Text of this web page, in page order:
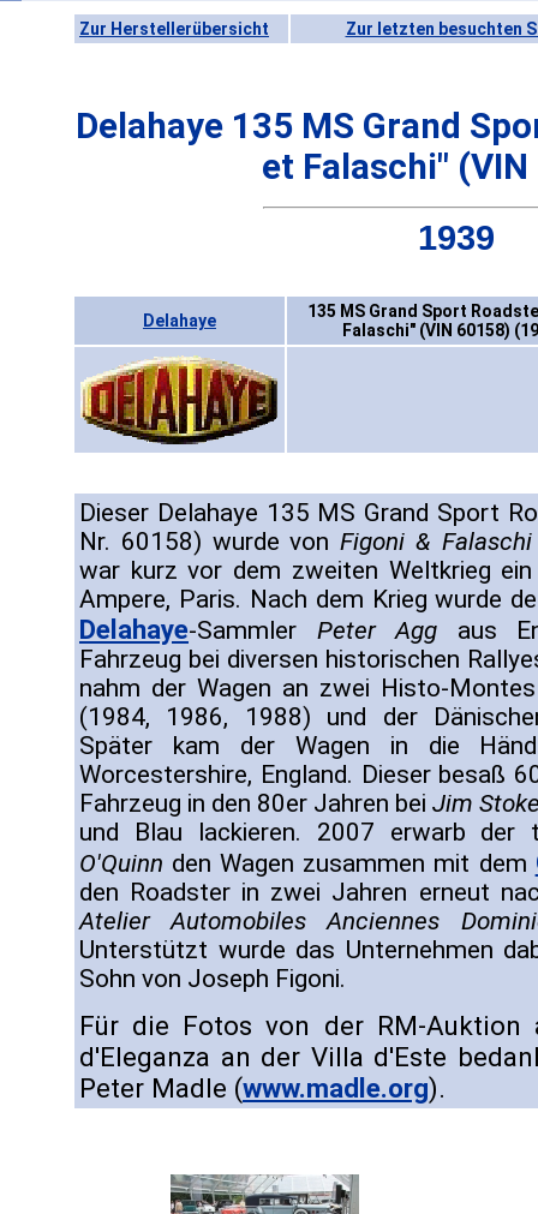
Zur Herstellerübersicht Zur letzten besuchten
Delahaye 135 MS Grand
et Falaschi"
1939
Delahaye
135 MS Grand Sport
Falaschi" (VIN 60158)
Dieser Delahaye 135 MS Grand Sport
Nr. 60158) wurde von Figoni & Falaschi
war kurz vor dem zweiten Weltkrieg
Ampere, Paris. Nach dem Krieg wurde
Delahaye-Sammler Peter Agg aus
Fahrzeug bei diversen historischen
nahm der Wagen an zwei Histo-
(1984, 1986, 1988) und der
Später kam der Wagen in die
Worcestershire, England. Dieser besaß
Fahrzeug in den 80er Jahren bei Jim
und Blau lackieren. 2007 erwarb der
O'Quinn den Wagen zusammen mit dem
den Roadster in zwei Jahren erneut
Atelier Automobiles Anciennes
Unterstützt wurde das Unternehmen
Sohn von Joseph Figoni.
Für die Fotos von der RM-Auktion
d'Eleganza an der Villa d'Este
Peter Madle (www.madle.org).